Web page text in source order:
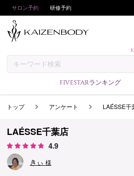
サロン予約 研修予約
FIVESTARランキング
予約方法
サロンランキン
トップ アンケート LAÉSSE千
LAÉSSE千葉店
4.9
きぃ 様